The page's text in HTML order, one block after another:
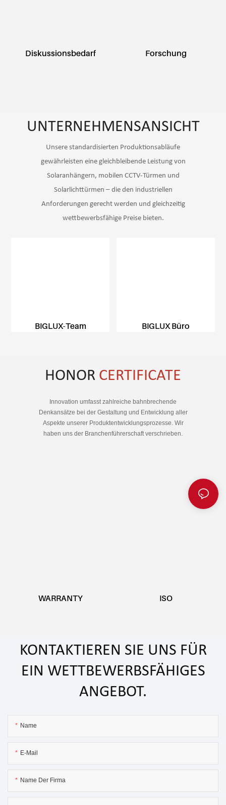
Diskussionsbedarf Forschung
UNTERNEHMENSANSICHT
Unsere standardisierten Produktionsabläufe
gewährleisten eine gleichbleibende Leistung von
Solaranhängern, mobilen CCTV-Türmen und
Solarlichttürmen – die den industriellen
Anforderungen gerecht werden und gleichzeitig
wettbewerbsfähige Preise bieten.
BIGLUX-Team BIGLUX Büro
HONOR CERTIFICATE
Innovation umfasst zahlreiche bahnbrechende
Denkansätze bei der Gestaltung und Entwicklung aller
Aspekte unserer Produktentwicklungsprozesse. Wir
haben uns der Branchenführerschaft verschrieben.
WARRANTY ISO
KONTAKTIEREN SIE UNS FÜR
EIN WETTBEWERBSFÄHIGES
ANGEBOT.
Name
E-Mail
Name Der Firma